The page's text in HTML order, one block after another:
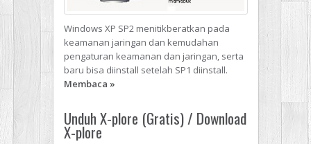
Windows XP SP2 menitikberatkan pada
keamanan jaringan dan kemudahan
pengaturan keamanan dan jaringan, serta
baru bisa diinstall setelah SP1 diinstall.
Membaca »
Unduh X-plore (Gratis) / Download
X-plore